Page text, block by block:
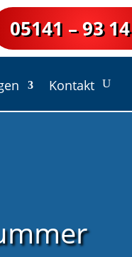
05141 – 93
Kontakt